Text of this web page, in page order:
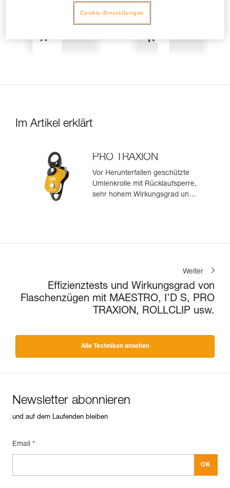
Im Artikel erklärt
PRO TRAXION
Vor Herunterfallen geschützte
Umlenkrolle mit Rücklaufsperre,
sehr hohem Wirkungsgrad und
Weiter
Effizienztests und Wirkungsgrad von
Flaschenzügen mit MAESTRO, I’D S, PRO
TRAXION, ROLLCLIP usw.
Alle Techniken ansehen
Newsletter abonnieren
und auf dem Laufenden bleiben
Email *
Cookie-Einstellungen